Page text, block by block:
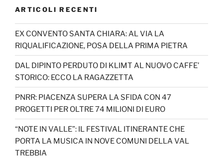
ARTICOLI RECENTI
EX CONVENTO SANTA CHIARA: AL VIA LA
RIQUALIFICAZIONE, POSA DELLA PRIMA PIETRA
DAL DIPINTO PERDUTO DI KLIMT AL NUOVO CAFFE’
STORICO: ECCO LA RAGAZZETTA
PNRR: PIACENZA SUPERA LA SFIDA CON 47
PROGETTI PER OLTRE 74 MILIONI DI EURO
“NOTE IN VALLE”: IL FESTIVAL ITINERANTE CHE
PORTA LA MUSICA IN NOVE COMUNI DELLA VAL
TREBBIA